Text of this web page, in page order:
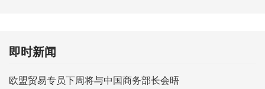
即时新闻
欧盟贸易专员下周将与中国商务部长会晤